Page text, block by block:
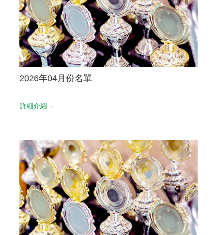
2026年04月份名單
詳細介紹